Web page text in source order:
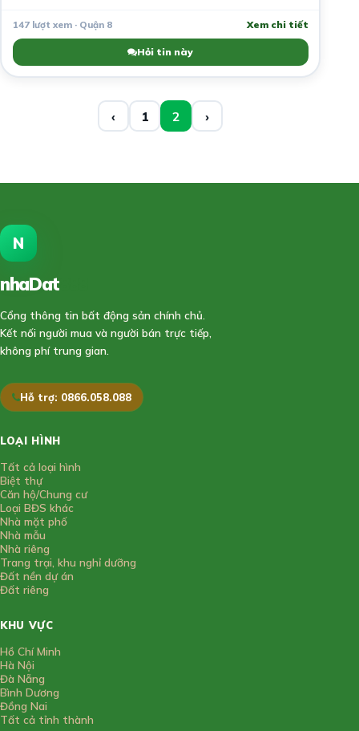
147 lượt xem · Quận 8 Xem chi tiết
Hỏi tin này
‹ 1 2 ›
N
nhaDat
Cổng thông tin bất động sản chính chủ.
Kết nối người mua và người bán trực tiếp,
không phí trung gian.
Hỗ trợ: 0866.058.088
LOẠI HÌNH
Tất cả loại hình
Biệt thự
Căn hộ/Chung cư
Loại BĐS khác
Nhà mặt phố
Nhà mẫu
Nhà riêng
Trang trại, khu nghỉ dưỡng
Đất nền dự án
Đất riêng
KHU VỰC
Hồ Chí Minh
Hà Nội
Đà Nẵng
Bình Dương
Đồng Nai
Tất cả tỉnh thành